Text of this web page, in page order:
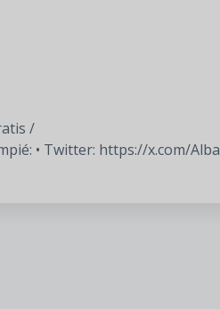
/
•⁠ ⁠Twitter: https://x.com/Alba